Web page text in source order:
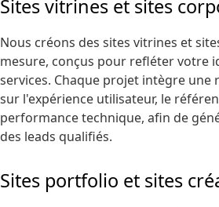
Sites vitrines et sites
Nous créons des sites vitrines et
mesure, conçus pour refléter votre
services. Chaque projet intègre
sur l'expérience utilisateur, le
performance technique, afin de
des leads qualifiés.
Sites portfolio et sites